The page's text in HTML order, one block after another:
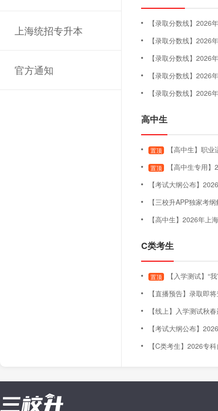
上海统招专升本
官方通知
【录取分数线】2026年专科
【录取分数线】2026
【录取分数线】2026
【录取分数线】2026
【录取分数线】2026
高中生
置顶 【高中生】职业适应性
置顶
【高中生专用
【考试大纲公布】2026年上
【三校升APP独家考纲解
【高中生】2026年上海三月自主
C类考生
置顶
【入学测试】“
【直播预告】录取即将查询！五月未录取怎
【线上】入学测试秋春连贯
【考试大纲公布】2026年上
【C类考生】2026专